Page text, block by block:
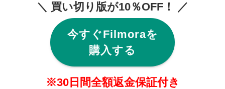
＼ 買い切り版が10％OFF！ ／
今すぐFilmoraを
購入する
※30日間全額返金保証付き